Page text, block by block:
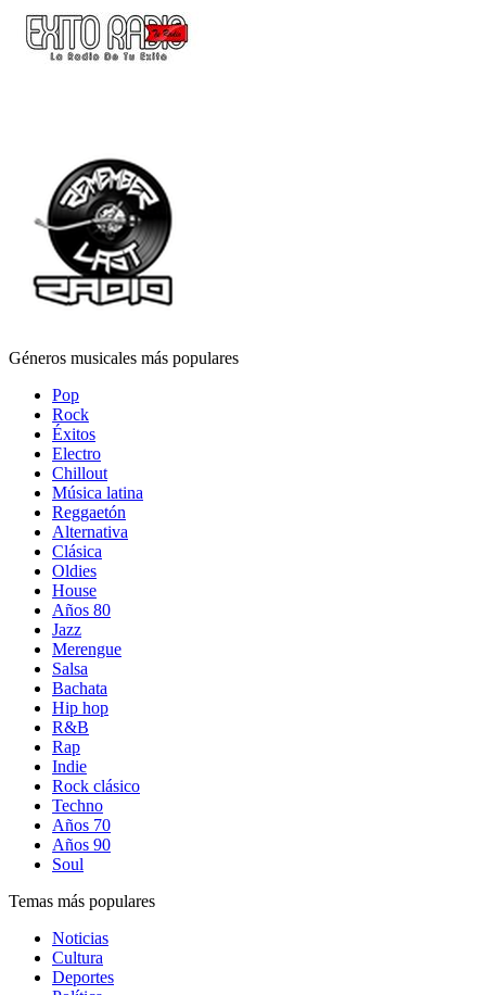
Géneros musicales más populares
Pop
Rock
Éxitos
Electro
Chillout
Música latina
Reggaetón
Alternativa
Clásica
Oldies
House
Años 80
Jazz
Merengue
Salsa
Bachata
Hip hop
R&B
Rap
Indie
Rock clásico
Techno
Años 70
Años 90
Soul
Temas más populares
Noticias
Cultura
Deportes